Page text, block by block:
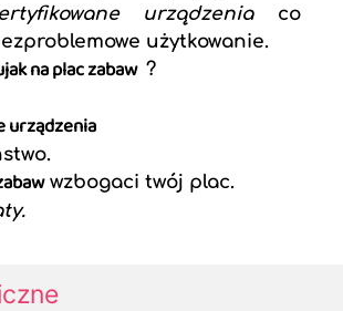
urządzenia co
użytkowanie.
na plac zabaw ?
wzbogaci twój plac.